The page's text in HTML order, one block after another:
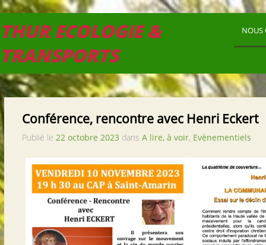
THUR ECOLOGIE &
TRANSPORTS
NOUS
Conférence, rencontre avec Henri Eckert
Publié le 22 octobre 2023 dans A lire, à voir, Evènementiels